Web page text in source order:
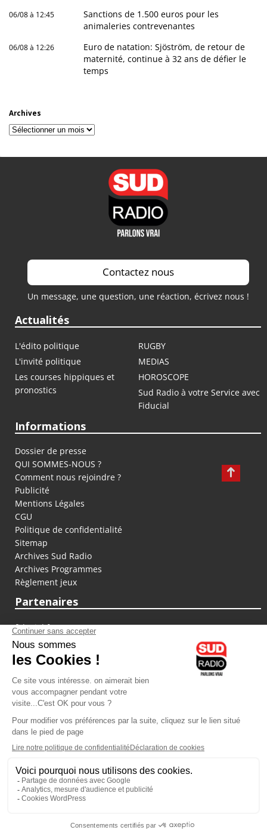
06/08 à 12:45
Sanctions de 1.500 euros pour les
animaleries contrevenantes
06/08 à 12:26
Euro de natation: Sjöström, de retour de
maternité, continue à 32 ans de défier le
temps
Archives
Archives
Contactez nous
Un message, une question, une réaction, écrivez nous !
Actualités
L'édito politique
RUGBY
L'invité politique
MEDIAS
Les courses hippiques et
pronostics
HOROSCOPE
Sud Radio à votre Service avec
Fiducial
Informations
Dossier de presse
QUI SOMMES-NOUS ?
Comment nous rejoindre ?
Publicité
Mentions Légales
CGU
Politique de confidentialité
Sitemap
Archives Sud Radio
Archives Programmes
Règlement jeux
Partenaires
fiducial.fr
lyoncapitale.fr
olympique-et-lyonnais.com
L'application Iphone / Android
Téléchargez l'application
Les cookies
Gestion des cookies
Crédit photos : ©Sud Radio / Pierre Olivier